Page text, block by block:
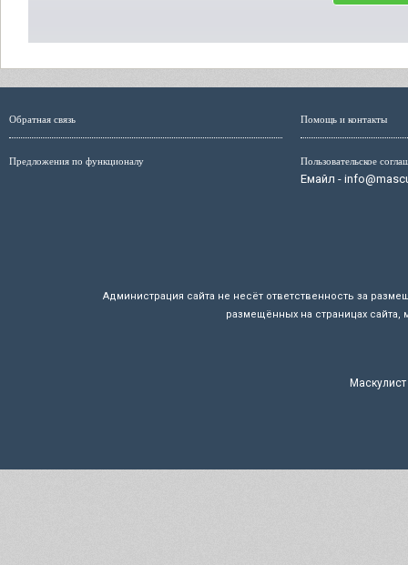
Обратная связь
Предложения по функционалу
Помощь и контакты
Пользовательское
Емайл -
Администрация сайта не несёт ответственность за
размещённых на страницах